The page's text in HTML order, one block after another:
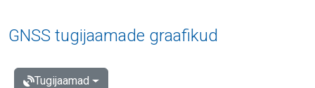
GNSS tugijaamade graafikud
Tugijaamad